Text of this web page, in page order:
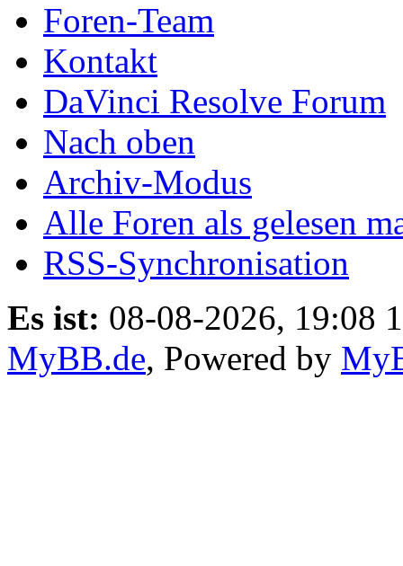
Foren-Team
Kontakt
DaVinci Resolve Forum
Nach oben
Archiv-Modus
Alle Foren als gelesen
RSS-Synchronisation
Es ist: 08-08-2026, 19:08
MyBB.de, Powered by